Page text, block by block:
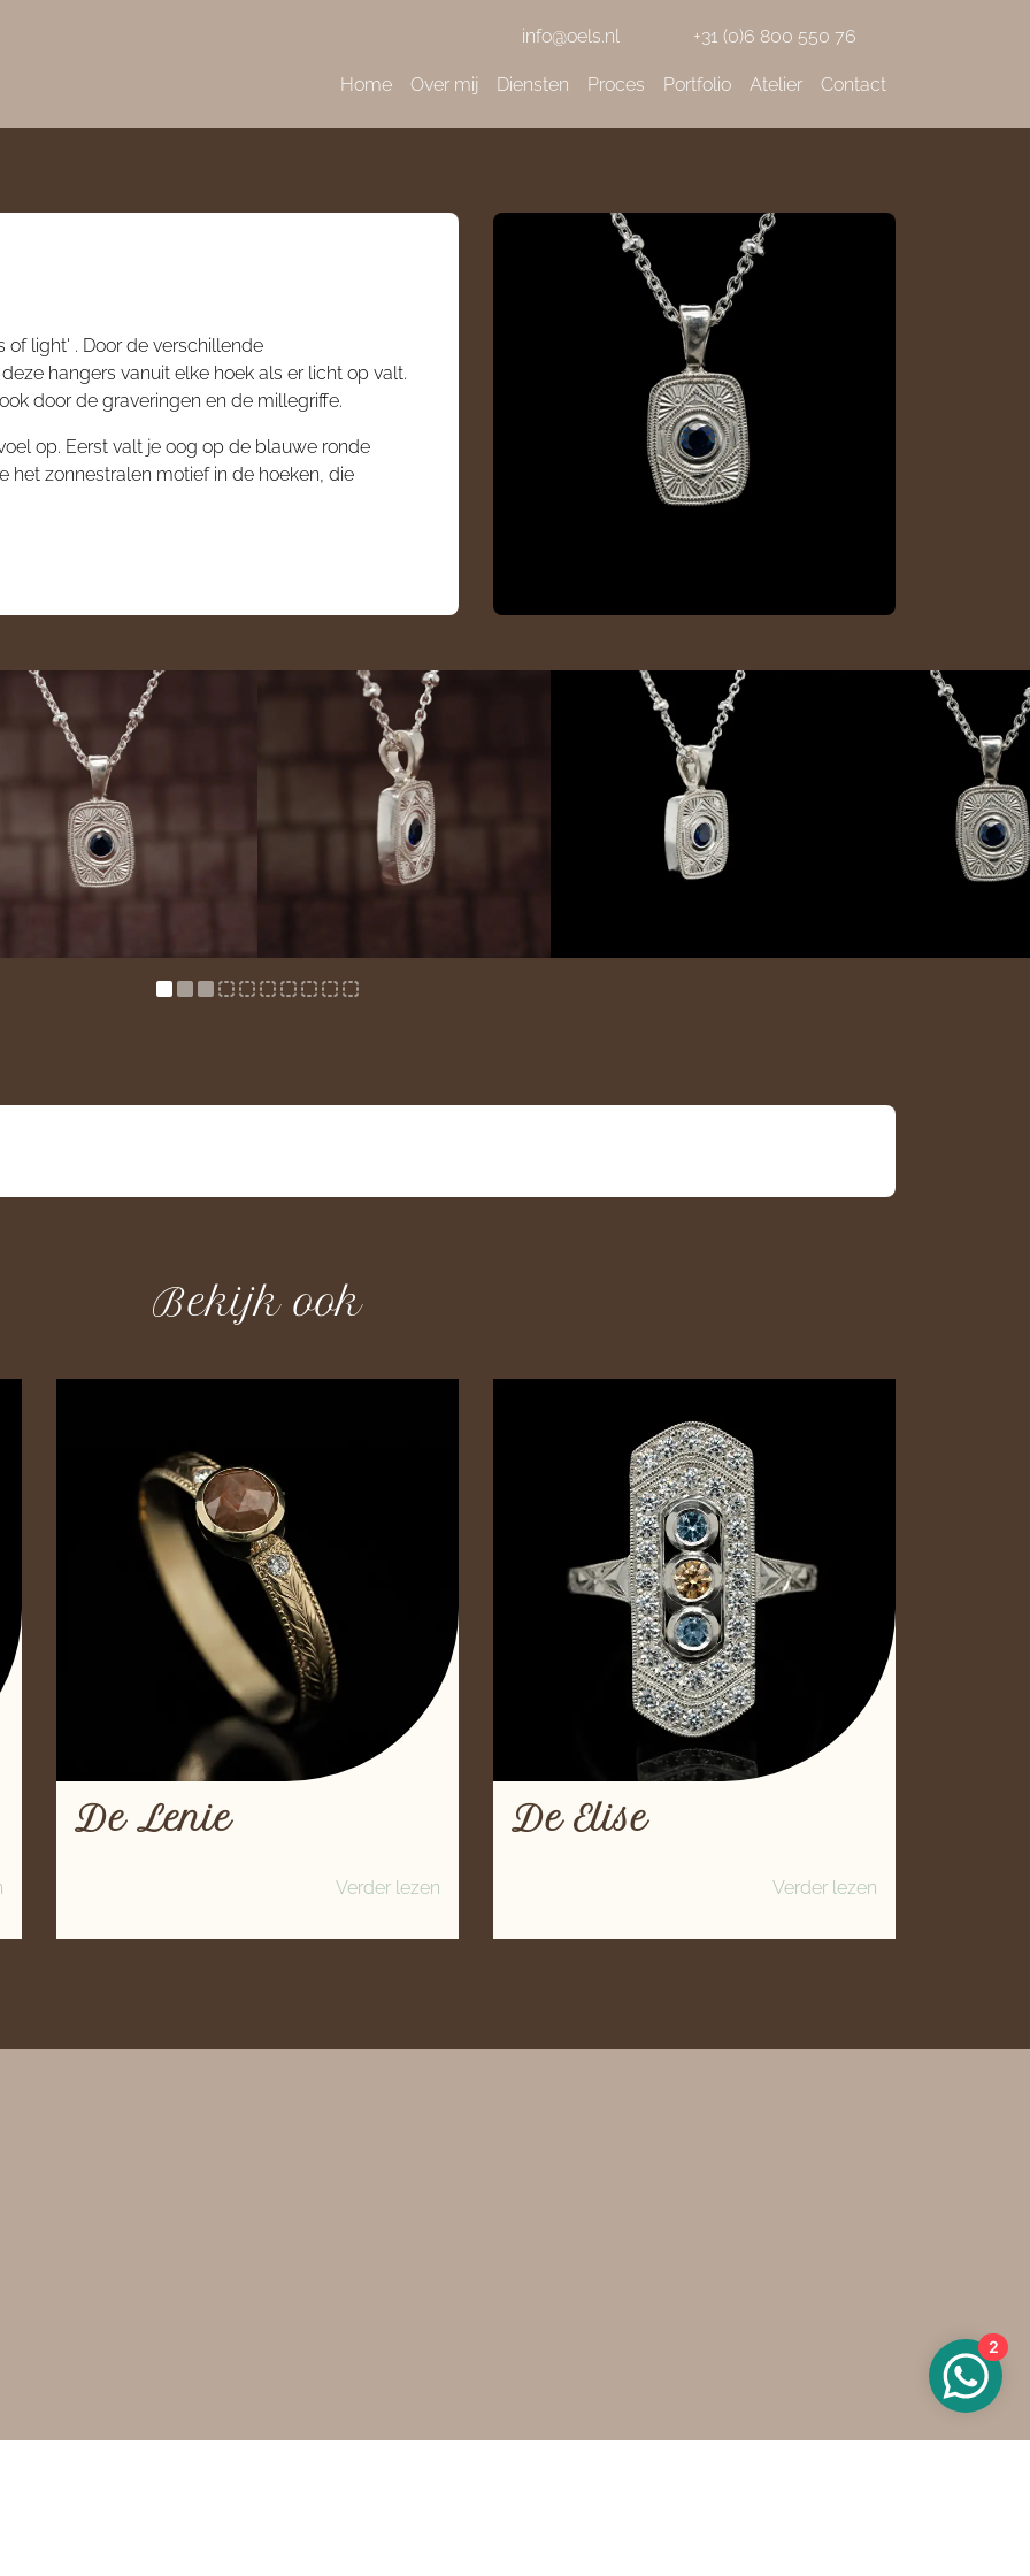
info@oels.nl
+31 (0)6 800 550 76
Home Over mij Diensten Proces Portfolio Atelier Contact
of light' . Door de verschillende
hangers vanuit elke hoek als er licht op valt.
door de graveringen en de millegriffe.
op. Eerst valt je oog op de blauwe ronde
het zonnestralen motief in de hoeken, die
Bekijk ook
De Lenie
Verder lezen
De Elise
Verder lezen
2